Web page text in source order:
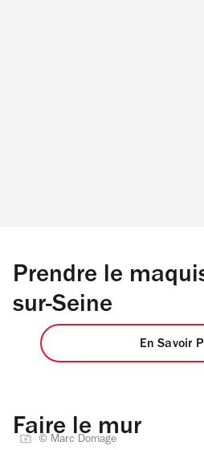
Prendre le
sur-Seine
En Savoir
Faire le mur
© Marc Domage